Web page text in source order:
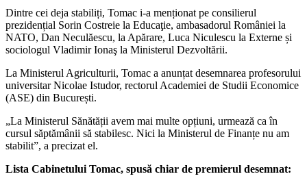
Dintre cei deja stabiliți, Tomac i-a menționat pe consilierul
prezidențial Sorin Costreie la Educaţie, ambasadorul României la
NATO, Dan Neculăescu, la Apărare, Luca Niculescu la Externe și
sociologul Vladimir Ionaş la Ministerul Dezvoltării.
La Ministerul Agriculturii, Tomac a anunțat desemnarea profesorului
universitar Nicolae Istudor, rectorul Academiei de Studii Economice
(ASE) din București.
„La Ministerul Sănătății avem mai multe opțiuni, urmează ca în
cursul săptămânii să stabilesc. Nici la Ministerul de Finanțe nu am
stabilit”, a precizat el.
Lista Cabinetului Tomac, spusă chiar de premierul desemnat: